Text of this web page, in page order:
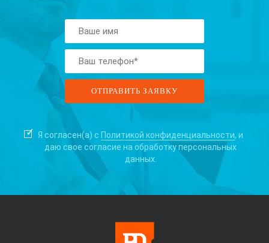
Я согласен(а) с Политикой конфиденциальности, и
даю свое согласие на обработку персональных
данных.